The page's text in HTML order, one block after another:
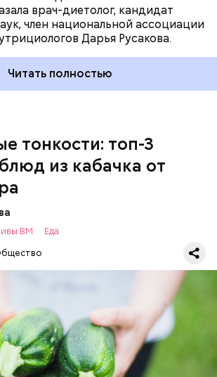
врач-диетолог, кандидат
член национальной ассоциации
Дарья Русакова.
Читать полностью
тонкости: топ-3
из кабачка от
ВМ
Еда
перец — 1 шт.
перец — 1 шт.
— 1 шт.
шт.
—200 гр.